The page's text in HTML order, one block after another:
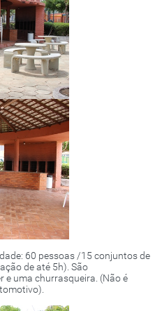
60 pessoas /15 conjuntos de
de até 5h). São
e uma churrasqueira. (Não é